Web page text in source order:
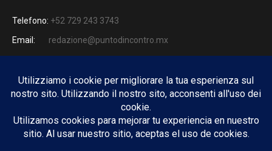
Telefono: +52 729 243 3743
Email:
redazione@puntodincontro.mx
PUNTODINCONTRO